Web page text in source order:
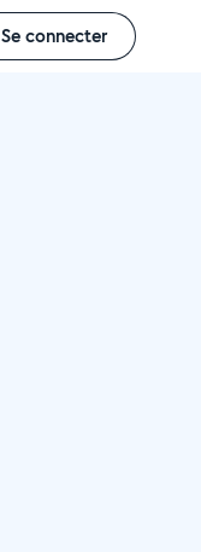
Se connecter